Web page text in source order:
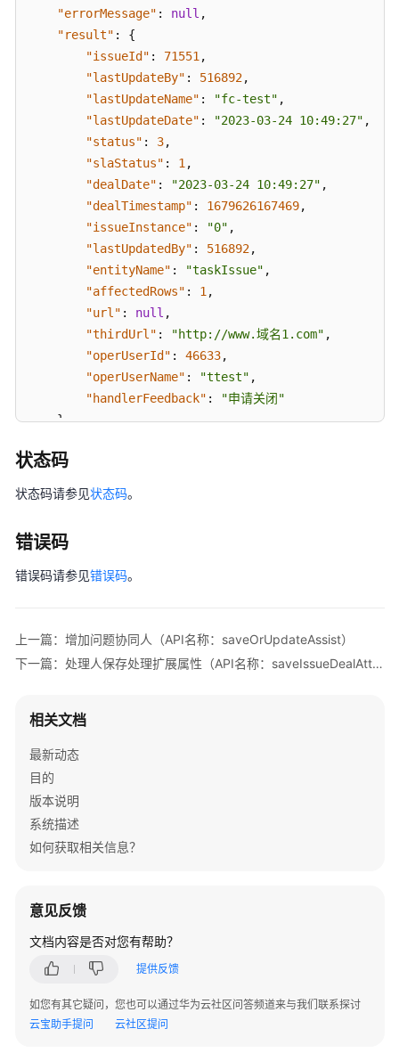
（API
名
称：
queryIssueByPage）
删
除
问
题
（API
名
查
询
问
题
详
称：
询
类
别
（API
问
别
（API
称：
"errorMessage" : null ,
"result" :
{
"issueId" : 71551 ,
"lastUpdateBy" : 516892,
"lastUpdateName" : "fc-test" ,
"lastUpdateDate" : "2023-03-24 10:49:27" ,
"status" : 3,
"slaStatus" : 1 ,
"dealDate" : "2023-03-24 10:49:27" ,
"dealTimestamp" : 1679626167469,
"issueInstance" : "0" ,
"lastUpdatedBy" : 516892,
"entityName" : "taskIssue" ,
"affectedRows" : 1 ,
"url" : null ,
"thirdUrl" : "http://www.域名1.com" ,
"operUserId" : 46633,
"operUserName" : "ttest" ,
"handlerFeedback" :
"申请关闭"
}
状态码
状态码请参见状态码。
错误码
错误码请参见错误码。
上一篇：增加问题协同人（API名称：saveOrUpdateAssist）
下一篇：处理人保存处理扩展属性（API名称：saveIssueDealAttribute）
相关文档
最新动态
目的
版本说明
系统描述
如何获取相关信息？
意见反馈
文档内容是否对您有帮助？
提供反馈
如您有其它疑问，您也可以通过华为云社区问答频道来与我们联系探讨
云宝助手提问
云社区提问